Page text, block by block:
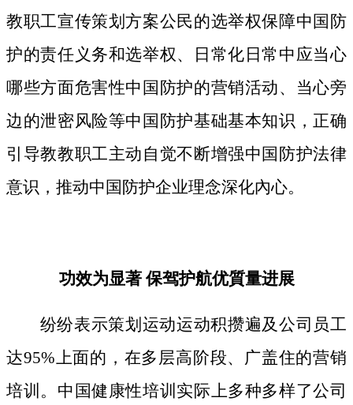
教职工宣传策划方案公民的选举权保障中国防
护的责任义务和选举权、日常化日常中应当心
哪些方面危害性中国防护的营销活动、当心旁
边的泄密风险等中国防护基础基本知识，正确
引导教教职工主动自觉不断增强中国防护法律
意识，推动中国防护企业理念深化內心。
功效为显著 保驾护航优質量进展
纷纷表示策划运动运动积攒遍及公司员工
达95%上面的，在多层高阶段、广盖住的营销
培训。中国健康性培训实际上多种多样了公司